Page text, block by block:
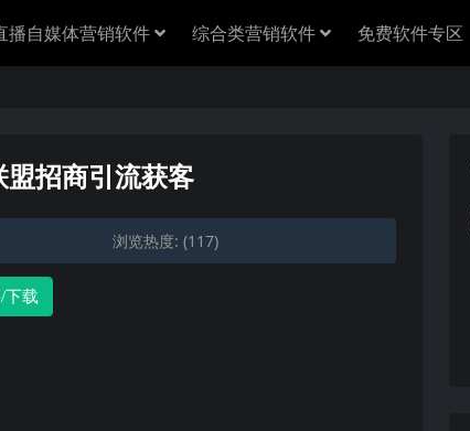
播自媒体营销软件 综合类营销软件 免费软件专区
招商引流获客
浏览热度: (117)
下载